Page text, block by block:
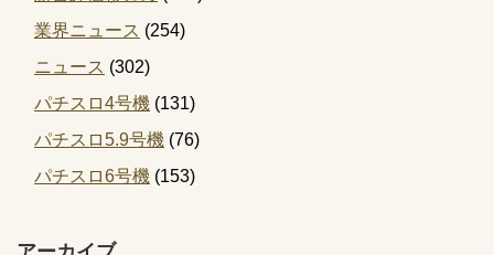
業界ニュース (254)
ニュース (302)
パチスロ4号機 (131)
パチスロ5.9号機 (76)
パチスロ6号機 (153)